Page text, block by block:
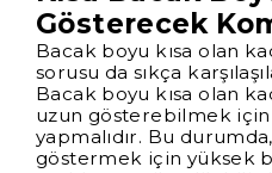
Gösterecek
Bacak boyu kısa olan
sorusu da sıkça
Bacak boyu kısa olan
uzun gösterebilmek
yapmalıdır. Bu
göstermek için yüksek